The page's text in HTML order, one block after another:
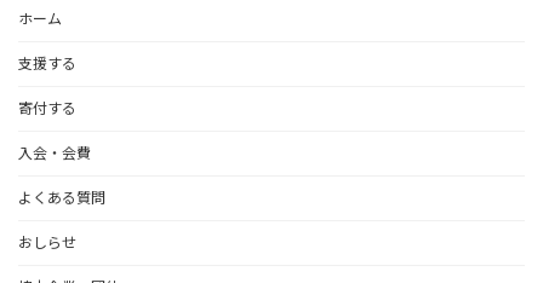
ホーム
支援する
寄付する
入会・会費
よくある質問
おしらせ